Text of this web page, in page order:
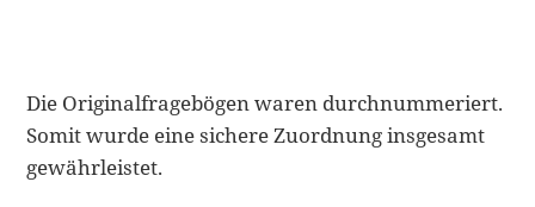
Die Originalfragebögen waren durchnummeriert.
Somit wurde eine sichere Zuordnung insgesamt
gewährleistet.